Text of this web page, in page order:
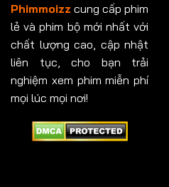
Phimmoizz cung cấp phim
lẻ và phim bộ mới nhất với
chất lượng cao, cập nhật
liên tục, cho bạn trải
nghiệm xem phim miễn phí
mọi lúc mọi nơi!